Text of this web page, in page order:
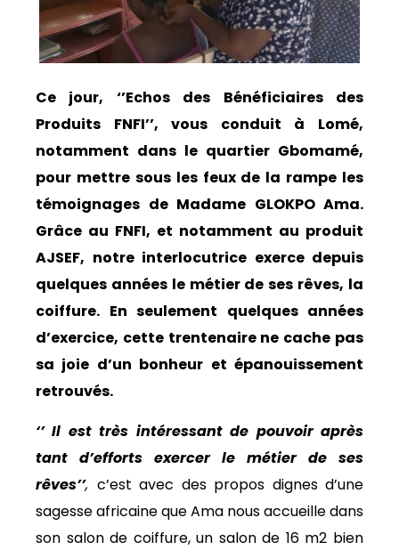
Ce jour, ‘’Echos des Bénéficiaires des
Produits FNFI’’, vous conduit à Lomé,
notamment dans le quartier Gbomamé,
pour mettre sous les feux de la rampe les
témoignages de Madame GLOKPO Ama.
Grâce au FNFI, et notamment au produit
AJSEF, notre interlocutrice exerce depuis
quelques années le métier de ses rêves, la
coiffure. En seulement quelques années
d’exercice, cette trentenaire ne cache pas
sa joie d’un bonheur et épanouissement
retrouvés.
‘’ Il est très intéressant de pouvoir après
tant d’efforts exercer le métier de ses
rêves’’, c’est avec des propos dignes d’une
sagesse africaine que Ama nous accueille dans
son salon de coiffure, un salon de 16 m2 bien